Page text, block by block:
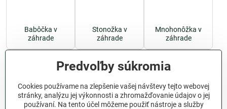
Babôčka v
záhrade
Stonožka v
záhrade
Mnohonôžka v
záhrade
Predvoľby súkromia
Cookies používame na zlepšenie vašej návštevy tejto webovej
stránky, analýzu jej výkonnosti a zhromažďovanie údajov o jej
používaní. Na tento účel môžeme použiť nástroje a služby